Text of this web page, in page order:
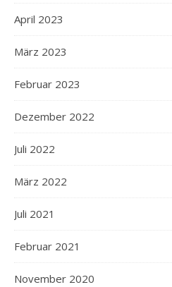
April 2023
März 2023
Februar 2023
Dezember 2022
Juli 2022
März 2022
Juli 2021
Februar 2021
November 2020